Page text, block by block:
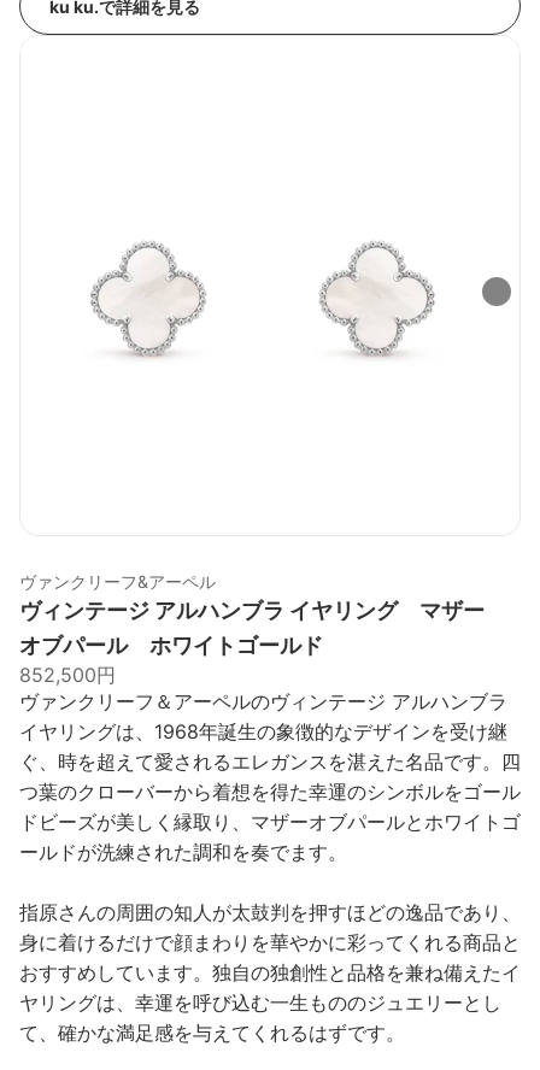
ku ku.で詳細を見る
ヴァンクリーフ&アーペル
ヴィンテージ アルハンブラ イヤリング マザー
オブパール ホワイトゴールド
852,500円
ヴァンクリーフ＆アーペルのヴィンテージ アルハンブラ
イヤリングは、1968年誕生の象徴的なデザインを受け継
ぐ、時を超えて愛されるエレガンスを湛えた名品です。四
つ葉のクローバーから着想を得た幸運のシンボルをゴール
ドビーズが美しく縁取り、マザーオブパールとホワイトゴ
ールドが洗練された調和を奏でます。
指原さんの周囲の知人が太鼓判を押すほどの逸品であり、
身に着けるだけで顔まわりを華やかに彩ってくれる商品と
おすすめしています。独自の独創性と品格を兼ね備えたイ
ヤリングは、幸運を呼び込む一生もののジュエリーとし
て、確かな満足感を与えてくれるはずです。